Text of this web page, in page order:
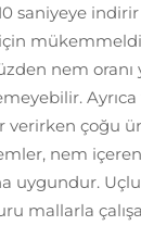
saniyeye
nem
verirken çoğu
nem
uygundur.
mallarla